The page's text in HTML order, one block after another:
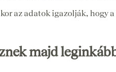
az adatok igazolják, hogy
majd